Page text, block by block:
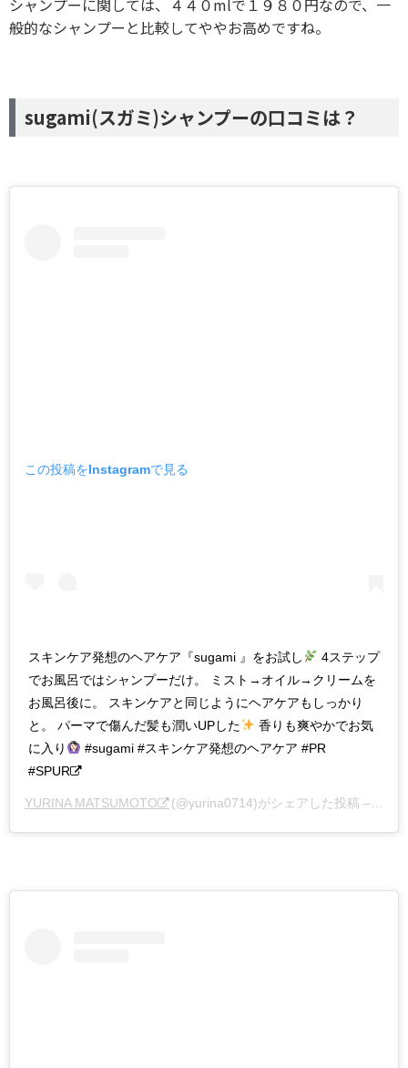
シャンプーに関しては、４４０mlで１９８０円なので、一
般的なシャンプーと比較してややお高めですね。
sugami(スガミ)シャンプーの口コミは？
この投稿をInstagramで見る
スキンケア発想のヘアケア『sugami 』をお試し
4ステップ
でお風呂ではシャンプーだけ。 ミスト→オイル→クリームを
お風呂後に。 スキンケアと同じようにヘアケアもしっかり
と。 パーマで傷んだ髪も潤いUPした
香りも爽やかでお気
に入り
#sugami #スキンケア発想のヘアケア #PR
#SPUR
YURINA MATSUMOTO (@yurina0714)がシェアした投稿 –